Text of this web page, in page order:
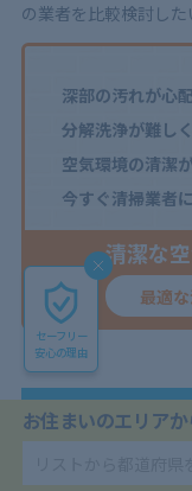
の業者を比較検討した
深部の汚れが心配
分解洗浄が難し
空気環境の清潔
今すぐ清掃業者
清潔な
最適
エアコ
洗浄方
お住まいのエリアか
セーフリー
安心の理由